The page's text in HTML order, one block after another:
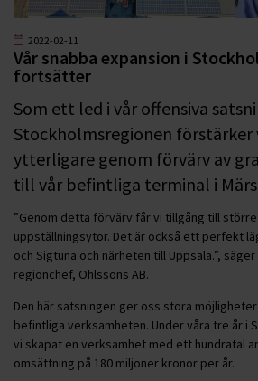
2022-02-11
Vår snabba expansion i
fortsätter
Som ett led i vår offensiva
Stockholmsregionen förstärker
ytterligare genom förvärv av
till vår befintliga terminal i
”Genom detta förvärv får vi tillgång till
uppställningsytor. Det är också ett perfekt
och Sigtuna och närheten till Uppsala.”,
regionchef, Ohlssons AB.
Den här satsningen ger oss stora
befintliga verksamheten. Under våra tre år i
vi skapat en verksamhet med ett hundratal
omsättning på 180 miljoner kronor per år.